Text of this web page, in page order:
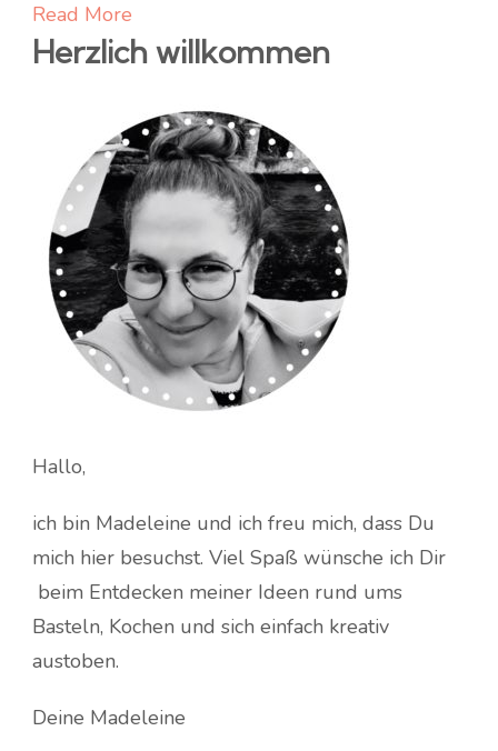
Read More
Herzlich willkommen
Hallo,
ich bin Madeleine und ich freu mich, dass Du
mich hier besuchst. Viel Spaß wünsche ich Dir
beim Entdecken meiner Ideen rund ums
Basteln, Kochen und sich einfach kreativ
austoben.
Deine Madeleine